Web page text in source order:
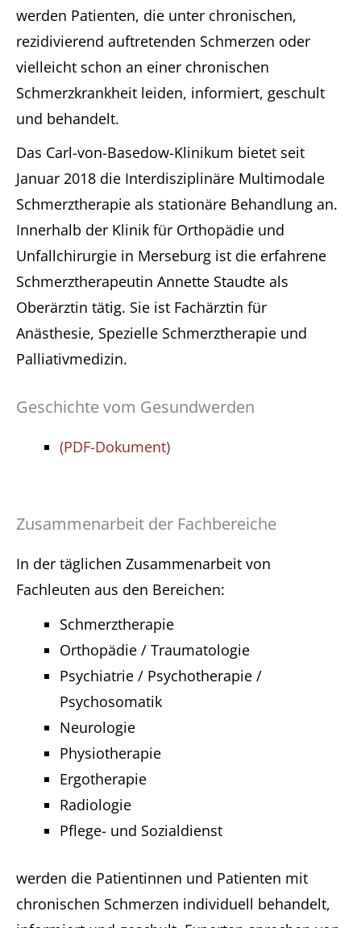
werden Patienten, die unter chronischen,
rezidivierend auftretenden Schmerzen oder
vielleicht schon an einer chronischen
Schmerzkrankheit leiden, informiert, geschult
und behandelt.
Das Carl-von-Basedow-Klinikum bietet seit
Januar 2018 die Interdisziplinäre Multimodale
Schmerztherapie als stationäre Behandlung an.
Innerhalb der Klinik für Orthopädie und
Unfallchirurgie in Merseburg ist die erfahrene
Schmerztherapeutin Annette Staudte als
Oberärztin tätig. Sie ist Fachärztin für
Anästhesie, Spezielle Schmerztherapie und
Palliativmedizin.
Geschichte vom Gesundwerden
(PDF-Dokument)
Zusammenarbeit der Fachbereiche
In der täglichen Zusammenarbeit von
Fachleuten aus den Bereichen:
Schmerztherapie
Orthopädie / Traumatologie
Psychiatrie / Psychotherapie /
Psychosomatik
Neurologie
Physiotherapie
Ergotherapie
Radiologie
Pflege- und Sozialdienst
werden die Patientinnen und Patienten mit
chronischen Schmerzen individuell behandelt,